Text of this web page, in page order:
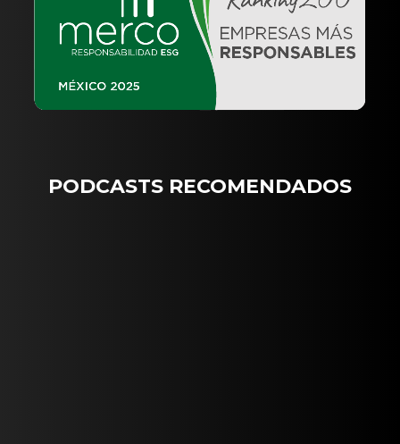
PODCASTS RECOMENDADOS